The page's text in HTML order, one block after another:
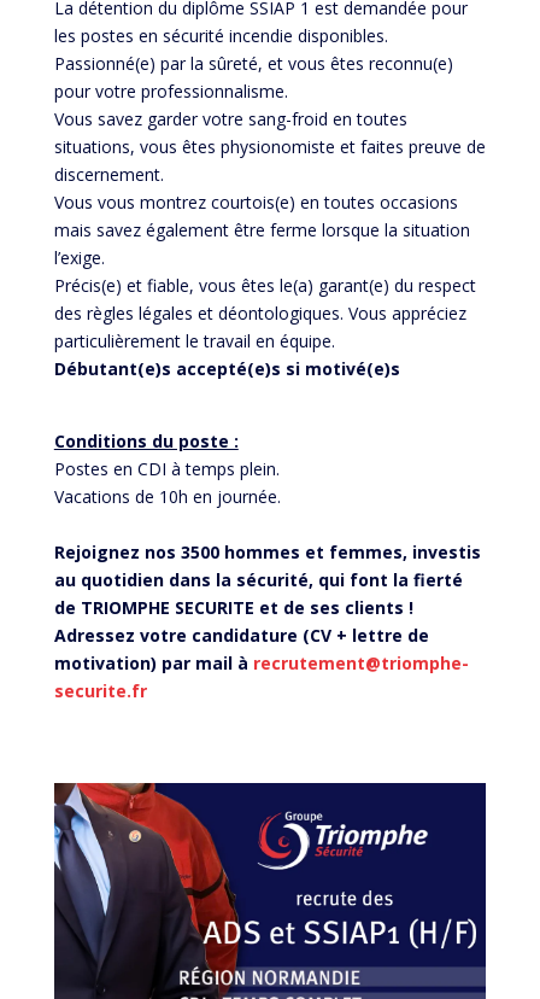
La détention du diplôme SSIAP 1 est demandée pour
les postes en sécurité incendie disponibles.
Passionné(e) par la sûreté, et vous êtes reconnu(e)
pour votre professionnalisme.
Vous savez garder votre sang-froid en toutes
situations, vous êtes physionomiste et faites preuve de
discernement.
Vous vous montrez courtois(e) en toutes occasions
mais savez également être ferme lorsque la situation
l’exige.
Précis(e) et fiable, vous êtes le(a) garant(e) du respect
des règles légales et déontologiques. Vous appréciez
particulièrement le travail en équipe.
Débutant(e)s accepté(e)s si motivé(e)s
Conditions du poste :
Postes en CDI à temps plein.
Vacations de 10h en journée.
Rejoignez nos 3500 hommes et femmes, investis
au quotidien dans la sécurité, qui font la fierté
de TRIOMPHE SECURITE et de ses clients !
Adressez votre candidature (CV + lettre de
motivation) par mail à recrutement@triomphe-
securite.fr